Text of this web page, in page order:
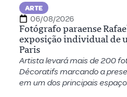
ARTE
06/08/2026
Fotógrafo paraense
exposição individual de
Paris
Artista levará mais de 200
Décoratifs marcando a
em um dos principais